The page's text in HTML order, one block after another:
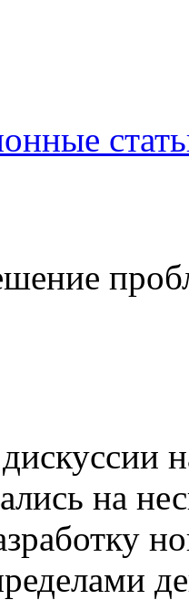
на